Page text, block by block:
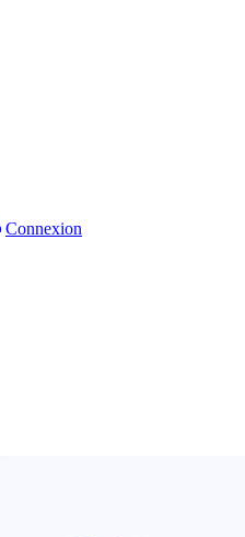
Connexion